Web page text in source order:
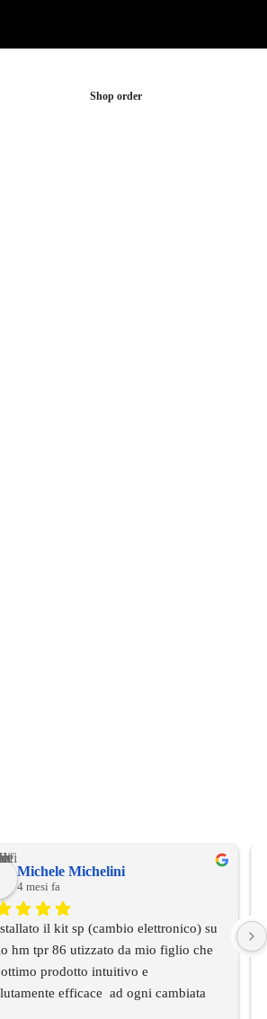
Shop order
Michele Michelini
4 mesi fa
il kit sp (cambio elettronico) su
hm tpr 86 utizzato da mio figlio che
prodotto intuitivo e
efficace  ad ogni cambiata